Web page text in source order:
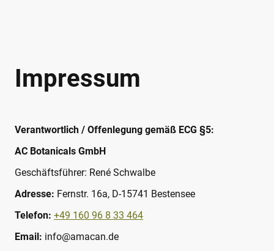
Impressum
Verantwortlich / Offenlegung gemäß ECG §5:
AC Botanicals GmbH
Geschäftsführer: René Schwalbe
Adresse: Fernstr. 16a, D-15741 Bestensee
Telefon: +49 160 96 8 33 464
Email: info@amacan.de